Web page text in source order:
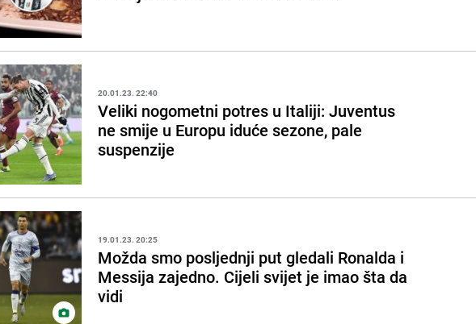
20.01.23. 22:40
Veliki nogometni potres u Italiji: Juventus
ne smije u Europu iduće sezone, pale
suspenzije
19.01.23. 20:25
Možda smo posljednji put gledali Ronalda i
Messija zajedno. Cijeli svijet je imao šta da
vidi